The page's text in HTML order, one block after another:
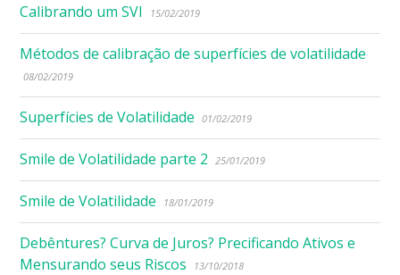
Calibrando um SVI 15/02/2019
Métodos de calibração de superfícies de volatilidade
08/02/2019
Superfícies de Volatilidade 01/02/2019
Smile de Volatilidade parte 2 25/01/2019
Smile de Volatilidade 18/01/2019
Debêntures? Curva de Juros? Precificando Ativos e
Mensurando seus Riscos
13/10/2018